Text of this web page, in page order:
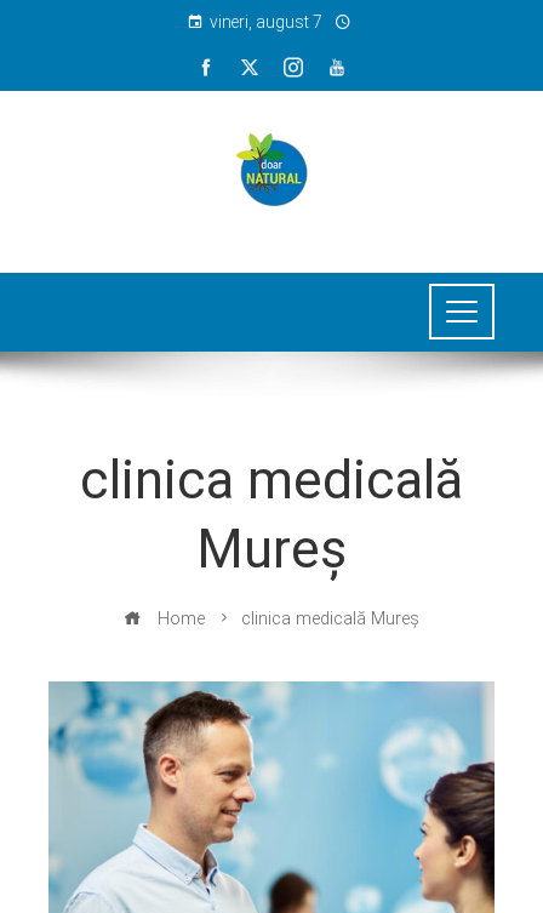
vineri, august 7
clinica medicală
Mureș
Home clinica medicală Mureș